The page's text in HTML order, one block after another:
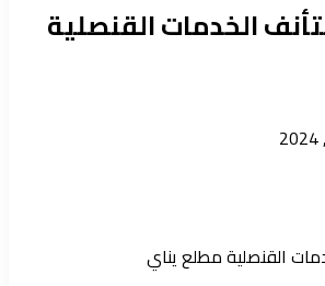
الخدمات القنصلية
القنصلية مطلع يناي